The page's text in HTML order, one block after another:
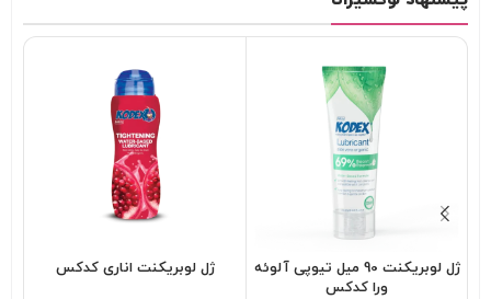
ژل لوبریکنت 90 میل تیوپی آلوئه
ورا کدکس
ژل لوبریکنت اناری کدکس